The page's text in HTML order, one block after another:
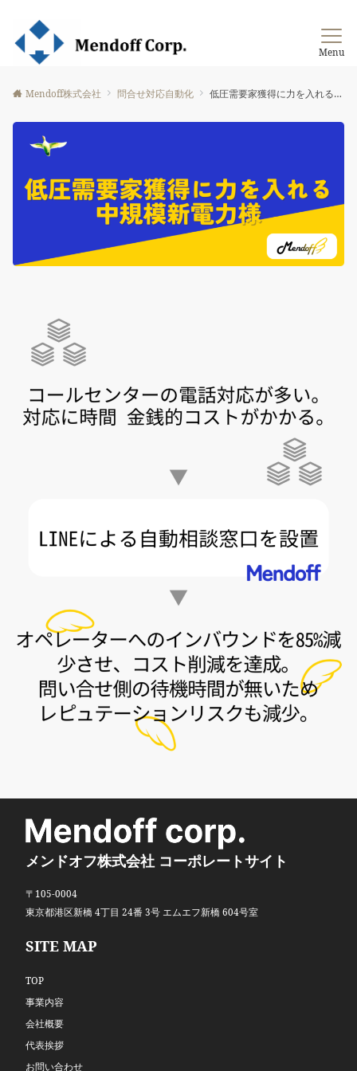
Menu
Mendoff株式会社 問合せ対応自動化 低圧需要家獲得に力を入れる中規模新電力様
メンドオフ株式会社 コーポレートサイト
〒105-0004
東京都港区新橋 4丁目 24番 3号 エムエフ新橋 604号室
SITE MAP
TOP
事業内容
会社概要
代表挨拶
お問い合わせ